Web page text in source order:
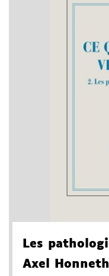
Les
Axel Honneth